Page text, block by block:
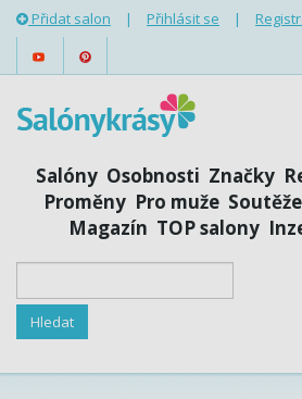
Přidat salon | Přihlásit se |
Salóny Osobnosti Značky
Proměny Pro muže Soutěže
Magazín TOP salony